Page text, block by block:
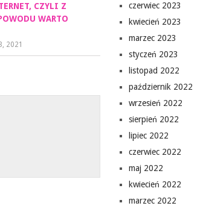
CZYLI Z
WARTO
2021
czerwiec 2023
kwiecień 2023
marzec 2023
styczeń 2023
listopad 2022
październik 2022
wrzesień 2022
sierpień 2022
lipiec 2022
czerwiec 2022
maj 2022
kwiecień 2022
marzec 2022